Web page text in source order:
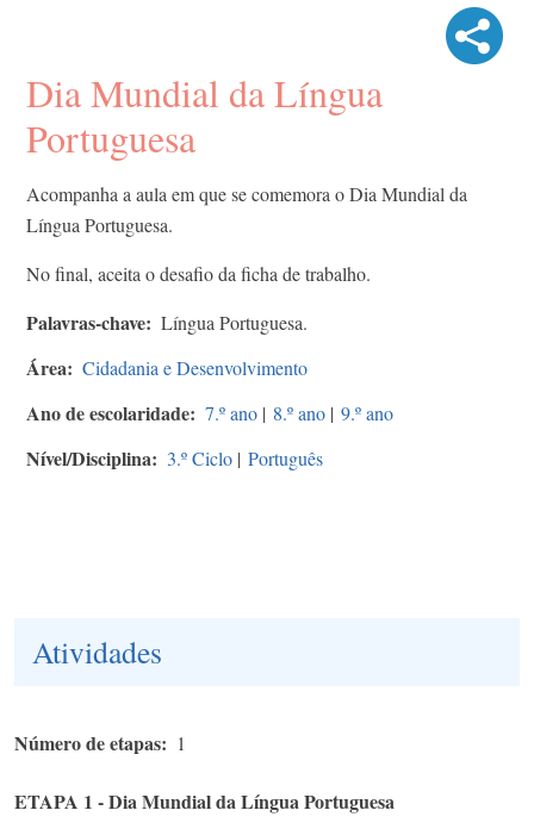
Dia Mundial da Língua
Portuguesa
Acompanha a aula em que se comemora o Dia Mundial da
Língua Portuguesa.
No final, aceita o desafio da ficha de trabalho.
Palavras-chave Língua Portuguesa.
Área Cidadania e Desenvolvimento
Ano de escolaridade 7.º ano | 8.º ano | 9.º ano
Nível/Disciplina 3.º Ciclo | Português
Atividades
Número de etapas 1
ETAPA 1 - Dia Mundial da Língua Portuguesa